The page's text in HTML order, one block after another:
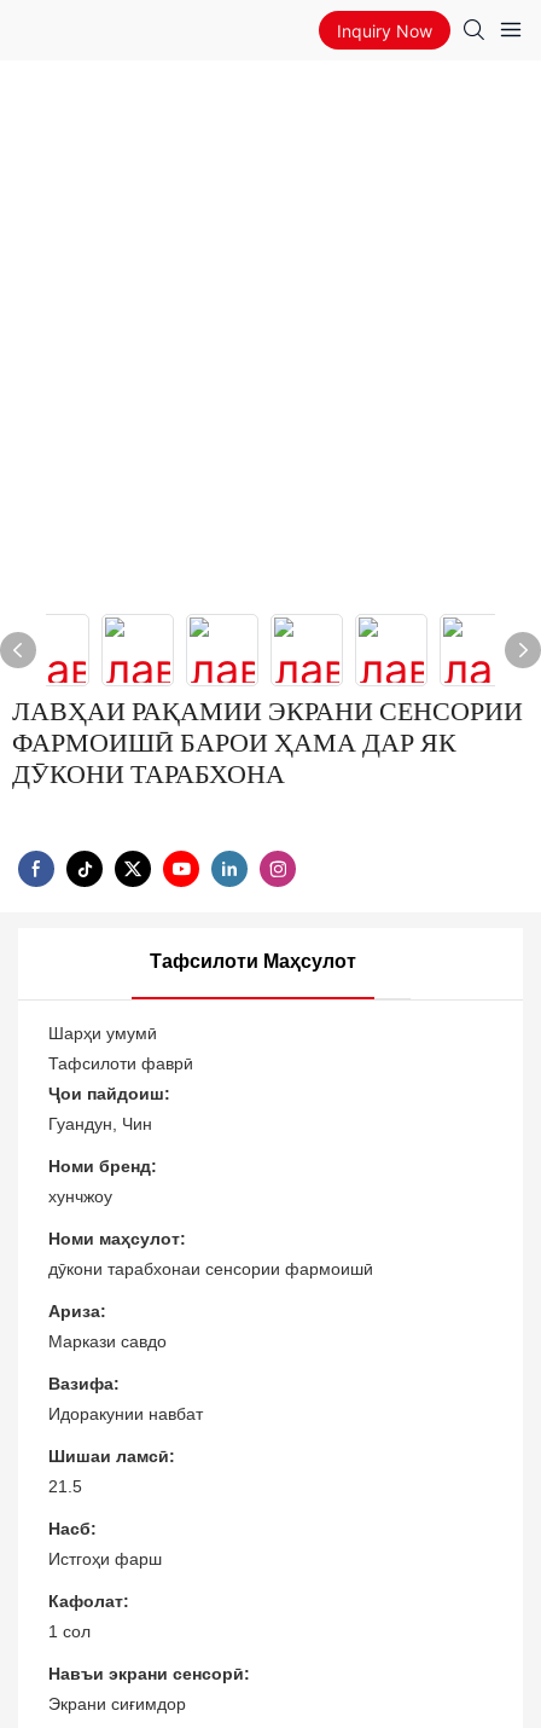
Inquiry Now
ЛАВҲАИ РАҚАМИИ ЭКРАНИ СЕНСОРИИ
ФАРМОИШӢ БАРОИ ҲАМА ДАР ЯК
ДӮКОНИ ТАРАБХОНА
Тафсилоти Маҳсулот
Шарҳи умумӣ
Тафсилоти фаврӣ
Ҷои пайдоиш:
Гуандун, Чин
Номи бренд:
хунчжоу
Номи маҳсулот:
дӯкони тарабхонаи сенсории фармоишӣ
Ариза:
Маркази савдо
Вазифа:
Идоракунии навбат
Шишаи ламсӣ:
21.5
Насб:
Истгоҳи фарш
Кафолат:
1 сол
Навъи экрани сенсорӣ:
Экрани сиғимдор